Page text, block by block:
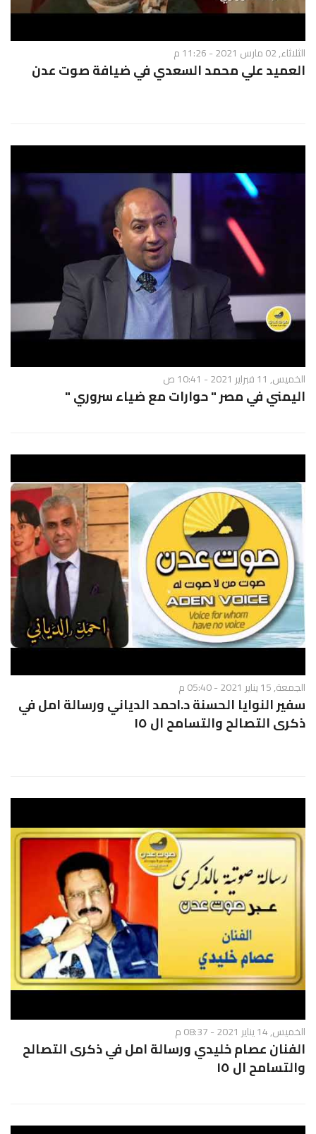
الثلاثاء, 02 مارس 2021 - 11:26 م
العميد علي محمد السعدي في ضيافة صوت عدن
الخميس, 11 فبراير 2021 - 10:41 ص
اليمني في مصر " حوارات مع ضياء سروري "
الجمعة, 15 يناير 2021 - 05:40 م
سفير النوايا الحسنة د.احمد الدياني ورسالة امل في
ذكرى التصالح والتسامح ال ١٥
الخميس, 14 يناير 2021 - 08:37 م
الفنان عصام خليدي ورسالة امل في ذكرى التصالح
والتسامح ال ١٥